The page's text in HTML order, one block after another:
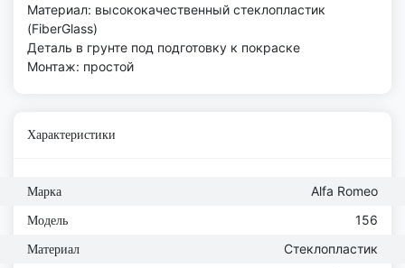
Материал: высококачественный стеклопластик
(FiberGlass)
Деталь в грунте под подготовку к покраске
Монтаж: простой
Характеристики
Марка Alfa Romeo
Модель 156
Материал Стеклопластик